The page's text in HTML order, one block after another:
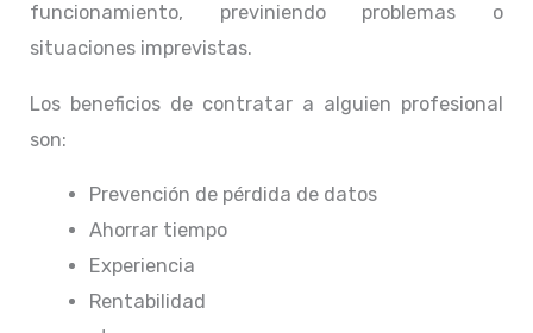
funcionamiento, previniendo problemas o
situaciones imprevistas.
Los beneficios de contratar a alguien profesional
son:
Prevención de pérdida de datos
Ahorrar tiempo
Experiencia
Rentabilidad